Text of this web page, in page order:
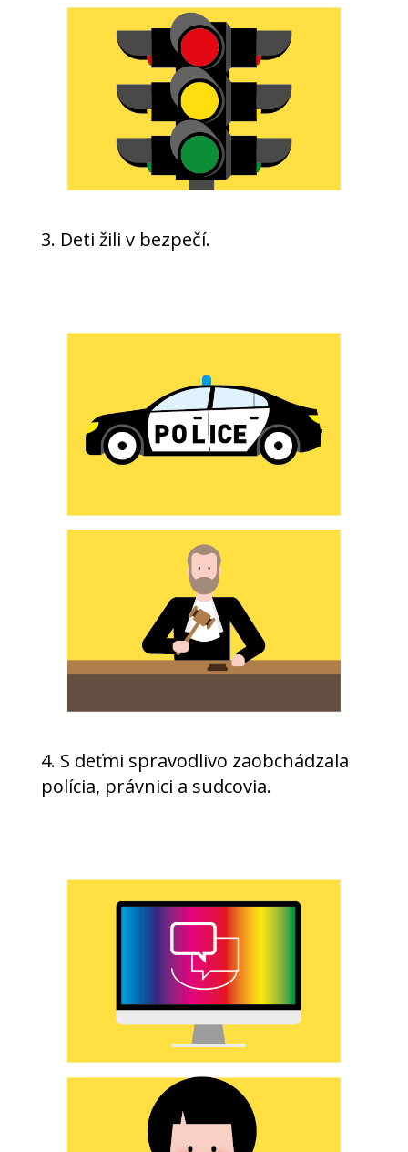
3. Deti žili v bezpečí.
4. S deťmi spravodlivo zaobchádzala
polícia, právnici a sudcovia.